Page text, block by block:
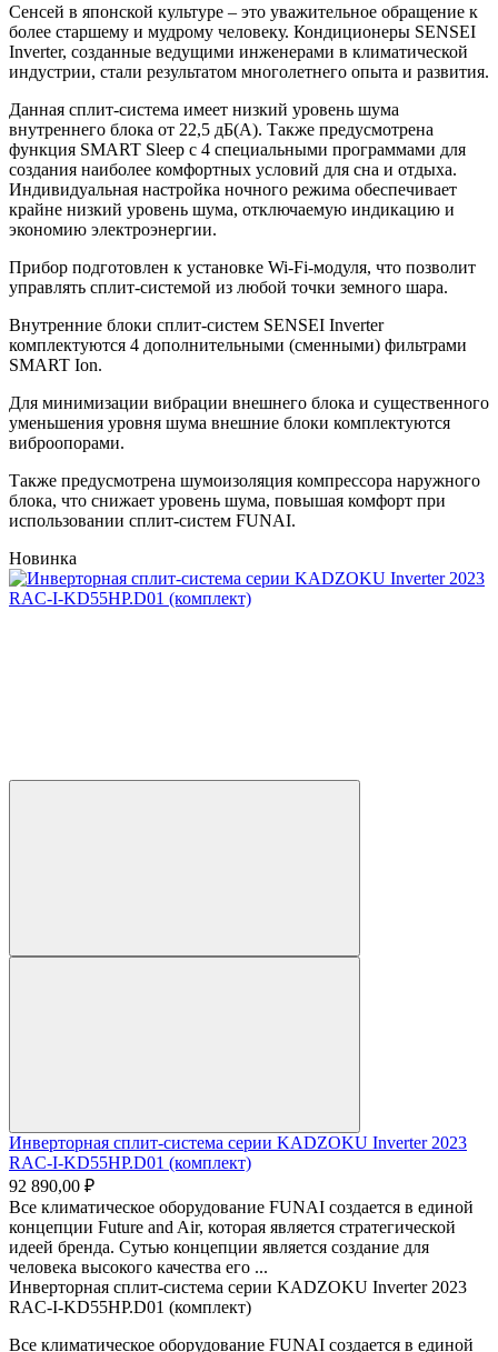
Сенсей в японской культуре – это уважительное обращение к
более старшему и мудрому человеку. Кондиционеры SENSEI
Inverter, созданные ведущими инженерами в климатической
индустрии, стали результатом многолетнего опыта и развития.
Данная сплит-система имеет низкий уровень шума
внутреннего блока от 22,5 дБ(А). Также предусмотрена
функция SMART Sleep с 4 специальными программами для
создания наиболее комфортных условий для сна и отдыха.
Индивидуальная настройка ночного режима обеспечивает
крайне низкий уровень шума, отключаемую индикацию и
экономию электроэнергии.
Прибор подготовлен к установке Wi-Fi-модуля, что позволит
управлять сплит-системой из любой точки земного шара.
Внутренние блоки сплит-систем SENSEI Inverter
комплектуются 4 дополнительными (сменными) фильтрами
SMART Ion.
Для минимизации вибрации внешнего блока и существенного
уменьшения уровня шума внешние блоки комплектуются
виброопорами.
Также предусмотрена шумоизоляция компрессора наружного
блока, что снижает уровень шума, повышая комфорт при
использовании сплит-систем FUNAI.
Новинка
Инверторная сплит-система серии KADZOKU Inverter 2023
RAC-I-KD55HP.D01 (комплект)
92 890,00 ₽
Все климатическое оборудование FUNAI создается в единой
концепции Future and Air, которая является стратегической
идеей бренда. Сутью концепции является создание для
человека высокого качества его ...
Инверторная сплит-система серии KADZOKU Inverter 2023
RAC-I-KD55HP.D01 (комплект)
Все климатическое оборудование FUNAI создается в единой